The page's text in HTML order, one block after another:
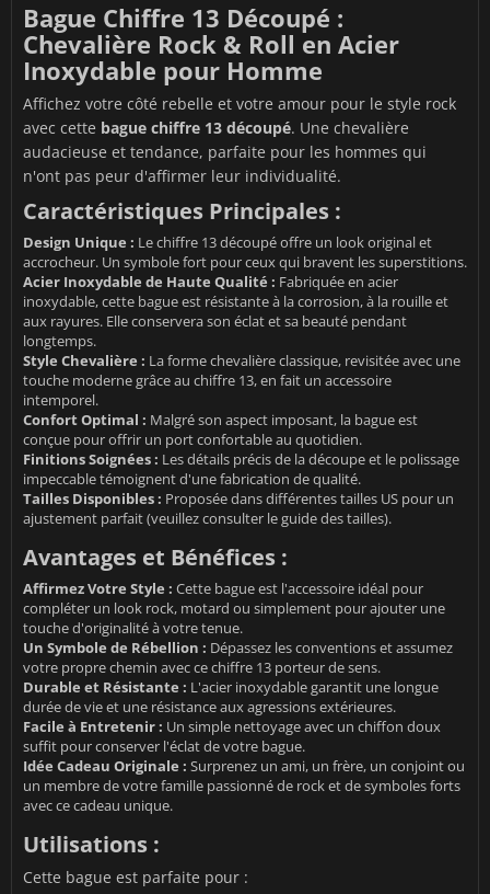
Bague Chiffre 13 Découpé :
Chevalière Rock & Roll en Acier
Inoxydable pour Homme
Affichez votre côté rebelle et votre amour pour le style rock
avec cette bague chiffre 13 découpé. Une chevalière
audacieuse et tendance, parfaite pour les hommes qui
n'ont pas peur d'affirmer leur individualité.
Caractéristiques Principales :
Design Unique : Le chiffre 13 découpé offre un look original et
accrocheur. Un symbole fort pour ceux qui bravent les superstitions.
Acier Inoxydable de Haute Qualité : Fabriquée en acier
inoxydable, cette bague est résistante à la corrosion, à la rouille et
aux rayures. Elle conservera son éclat et sa beauté pendant
longtemps.
Style Chevalière : La forme chevalière classique, revisitée avec une
touche moderne grâce au chiffre 13, en fait un accessoire
intemporel.
Confort Optimal : Malgré son aspect imposant, la bague est
conçue pour offrir un port confortable au quotidien.
Finitions Soignées : Les détails précis de la découpe et le polissage
impeccable témoignent d'une fabrication de qualité.
Tailles Disponibles : Proposée dans différentes tailles US pour un
ajustement parfait (veuillez consulter le guide des tailles).
Avantages et Bénéfices :
Affirmez Votre Style : Cette bague est l'accessoire idéal pour
compléter un look rock, motard ou simplement pour ajouter une
touche d'originalité à votre tenue.
Un Symbole de Rébellion : Dépassez les conventions et assumez
votre propre chemin avec ce chiffre 13 porteur de sens.
Durable et Résistante : L'acier inoxydable garantit une longue
durée de vie et une résistance aux agressions extérieures.
Facile à Entretenir : Un simple nettoyage avec un chiffon doux
suffit pour conserver l'éclat de votre bague.
Idée Cadeau Originale : Surprenez un ami, un frère, un conjoint ou
un membre de votre famille passionné de rock et de symboles forts
avec ce cadeau unique.
Utilisations :
Cette bague est parfaite pour :